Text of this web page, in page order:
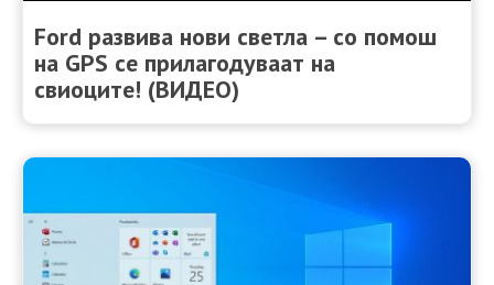
Ford развива нови светла – со помош
на GPS се прилагодуваат на
свиоците! (ВИДЕО)